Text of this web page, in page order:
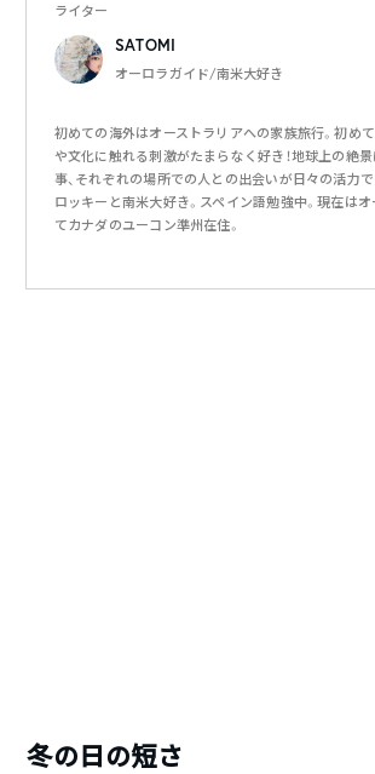
ライター
SATOMI
オーロラガイド/南米大好き
初めての海外はオーストラリアへの家族旅行。初め
や文化に触れる刺激がたまらなく好き！地球上の絶
事、それぞれの場所での人との出会いが日々の活力
ロッキーと南米大好き。スペイン語勉強中。現在は
てカナダのユーコン準州在住。
冬の日の短さ